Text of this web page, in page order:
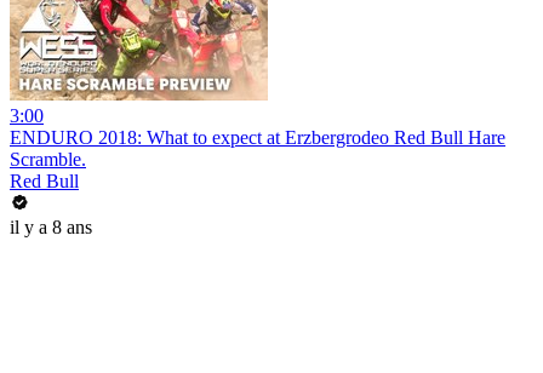
3:00
ENDURO 2018: What to expect at Erzbergrodeo Red Bull Hare
Scramble.
Red Bull
il y a 8 ans